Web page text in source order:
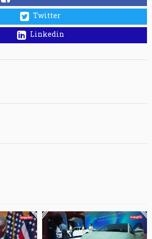
Twitter
Linkedin